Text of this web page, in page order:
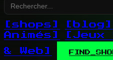
[shops] [blog]
Animés]
[Jeux
& Web]